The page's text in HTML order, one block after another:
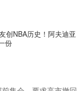
创NBA历史！阿夫迪亚
份